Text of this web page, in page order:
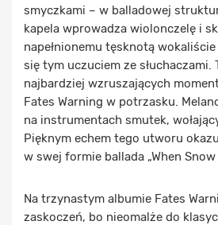
smyczkami – w balladowej
kapela wprowadza wiolonczelę i
napełnionemu tęsknotą
się tym uczuciem ze słuchaczami.
najbardziej wzruszających
Fates Warning w potrzasku.
na instrumentach smutek,
Pięknym echem tego utworu
w swej formie ballada „When Snow
Na trzynastym albumie Fates
zaskoczeń, bo nieomalże do